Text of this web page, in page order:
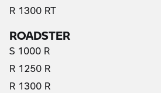
R 1300 RT
ROADSTER
S 1000 R
R 1250 R
R 1300 R